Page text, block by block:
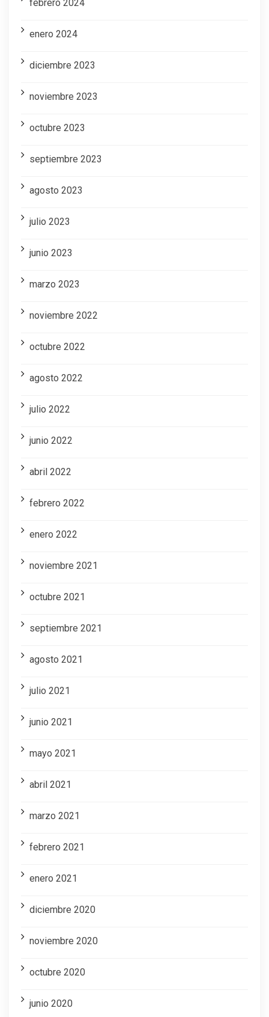
febrero 2024
enero 2024
diciembre 2023
noviembre 2023
octubre 2023
septiembre 2023
agosto 2023
julio 2023
junio 2023
marzo 2023
noviembre 2022
octubre 2022
agosto 2022
julio 2022
junio 2022
abril 2022
febrero 2022
enero 2022
noviembre 2021
octubre 2021
septiembre 2021
agosto 2021
julio 2021
junio 2021
mayo 2021
abril 2021
marzo 2021
febrero 2021
enero 2021
diciembre 2020
noviembre 2020
octubre 2020
junio 2020